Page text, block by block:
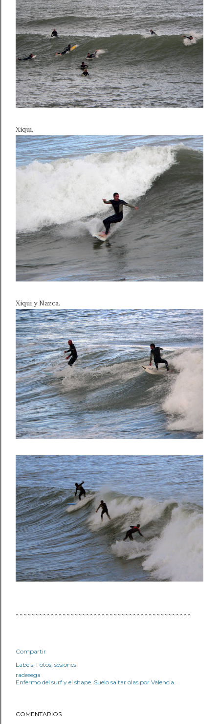
Xiqui.
Xiqui y Nazca.
~~~~~~~~~~~~~~~~~~~~~~~~~~~~~~~~~~~~~~~~~~~~~
Compartir
Labels: Fotos sesiones
radesega
Enfermo del surf y el shape. Suelo saltar olas por Valencia.
COMENTARIOS